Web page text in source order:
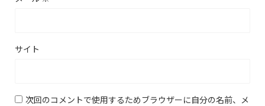
サイト
次回のコメントで使用するためブラウザーに自分の名前、メ